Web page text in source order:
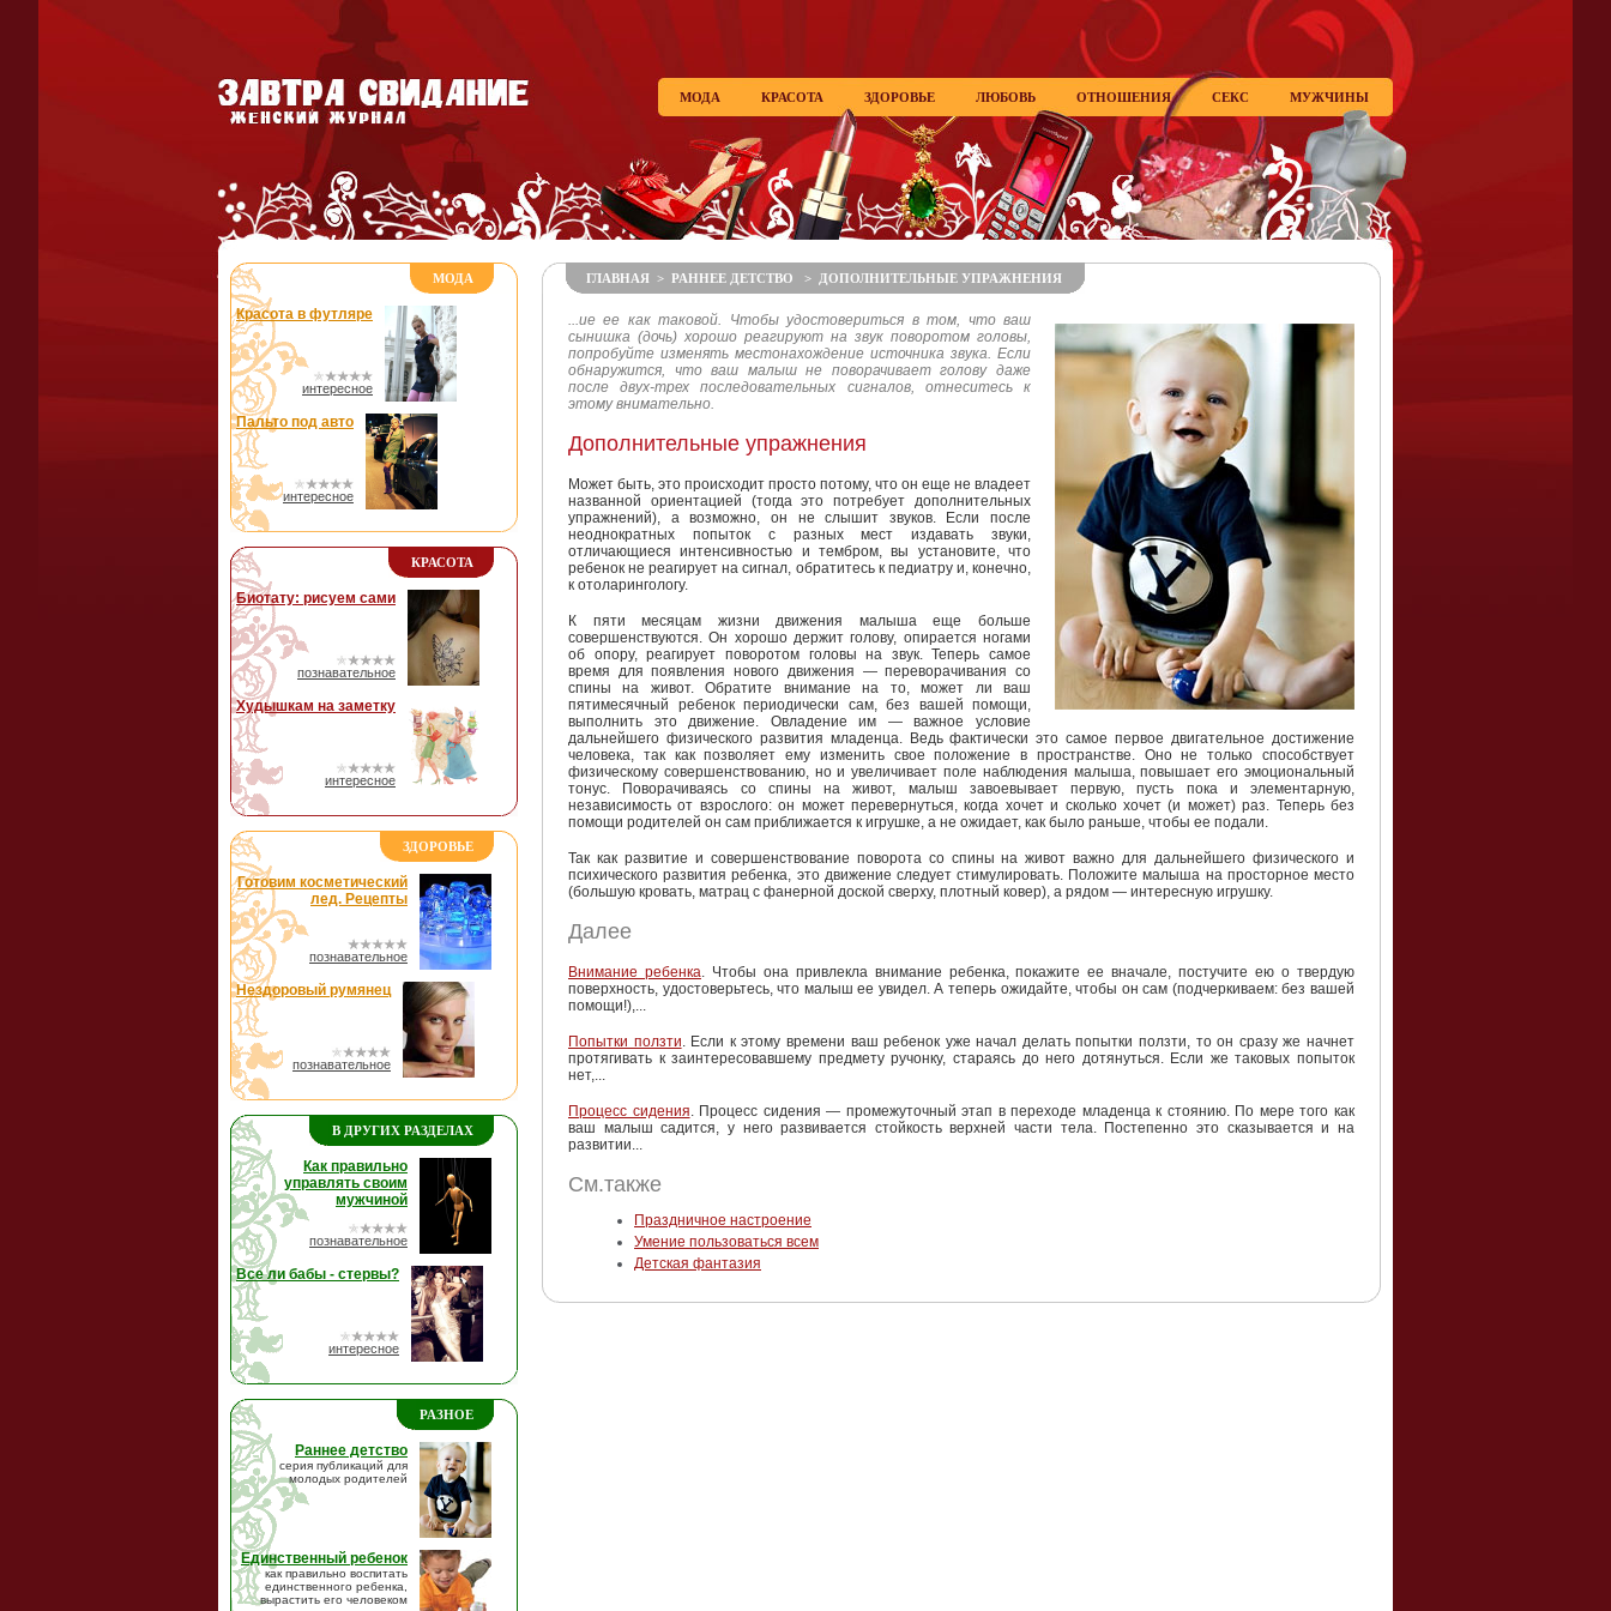
МОДА КРАСОТА ЗДОРОВЬЕ ЛЮБОВЬ ОТНОШЕНИЯ СЕКС МУЖЧИНЫ
МОДА
Красота в футляре
интересное
Пальто под авто
интересное
КРАСОТА
Биотату: рисуем сами
познавательное
Худышкам на заметку
интересное
ЗДОРОВЬЕ
Готовим косметический
лед. Рецепты
познавательное
Нездоровый румянец
познавательное
В ДРУГИХ РАЗДЕЛАХ
Как правильно
управлять своим
мужчиной
познавательное
Все ли бабы - стервы?
интересное
РАЗНОЕ
Раннее детство
серия публикаций для
молодых родителей
Единственный ребенок
как правильно воспитать
единственного ребенка,
вырастить его человеком
ГЛАВНАЯ > РАННЕЕ ДЕТСТВО > ДОПОЛНИТЕЛЬНЫЕ УПРАЖНЕНИЯ
...ие ее как таковой. Чтобы удостовериться в том, что ваш
сынишка (дочь) хорошо реагируют на звук поворотом головы,
попробуйте изменять местонахождение источника звука. Если
обнаружится, что ваш малыш не поворачивает голову даже
после двух-трех последовательных сигналов, отнеситесь к
этому внимательно.
Дополнительные упражнения
Может быть, это происходит просто потому, что он еще не владеет
названной ориентацией (тогда это потребует дополнительных
упражнений), а возможно, он не слышит звуков. Если после
неоднократных попыток с разных мест издавать звуки,
отличающиеся интенсивностью и тембром, вы установите, что
ребенок не реагирует на сигнал, обратитесь к педиатру и, конечно,
к отоларингологу.
К пяти месяцам жизни движения малыша еще больше
совершенствуются. Он хорошо держит голову, опирается ногами
об опору, реагирует поворотом головы на звук. Теперь самое
время для появления нового движения — переворачивания со
спины на живот. Обратите внимание на то, может ли ваш
пятимесячный ребенок периодически сам, без вашей помощи,
выполнить это движение. Овладение им — важное условие
дальнейшего физического развития младенца. Ведь фактически это самое первое двигательное достижение
человека, так как позволяет ему изменить свое положение в пространстве. Оно не только способствует
физическому совершенствованию, но и увеличивает поле наблюдения малыша, повышает его эмоциональный
тонус. Поворачиваясь со спины на живот, малыш завоевывает первую, пусть пока и элементарную,
независимость от взрослого: он может перевернуться, когда хочет и сколько хочет (и может) раз. Теперь без
помощи родителей он сам приближается к игрушке, а не ожидает, как было раньше, чтобы ее подали.
Так как развитие и совершенствование поворота со спины на живот важно для дальнейшего физического и
психического развития ребенка, это движение следует стимулировать. Положите малыша на просторное место
(большую кровать, матрац с фанерной доской сверху, плотный ковер), а рядом — интересную игрушку.
Далее
Внимание ребенка. Чтобы она привлекла внимание ребенка, покажите ее вначале, постучите ею о твердую
поверхность, удостоверьтесь, что малыш ее увидел. А теперь ожидайте, чтобы он сам (подчеркиваем: без вашей
помощи!),...
Попытки ползти. Если к этому времени ваш ребенок уже начал делать попытки ползти, то он сразу же начнет
протягивать к заинтересовавшему предмету ручонку, стараясь до него дотянуться. Если же таковых попыток
нет,...
Процесс сидения. Процесс сидения — промежуточный этап в переходе младенца к стоянию. По мере того как
ваш малыш садится, у него развивается стойкость верхней части тела. Постепенно это сказывается и на
развитии...
См.также
Праздничное настроение
Умение пользоваться всем
Детская фантазия